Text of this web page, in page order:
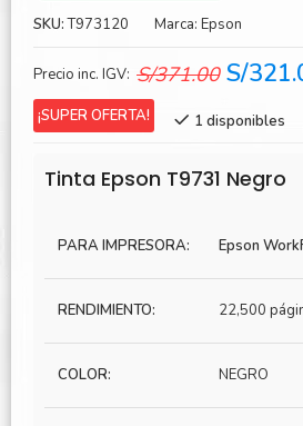
SKU:T973120 Marca: Epson
Precio inc. IGV: S/371.00 El
original
S/
S/
¡SUPER OFERTA! 1 disponibles
Tinta Epson T9731 Negro
PARA IMPRESORA: Epson
RENDIMIENTO: 22,500
COLOR: NEGRO